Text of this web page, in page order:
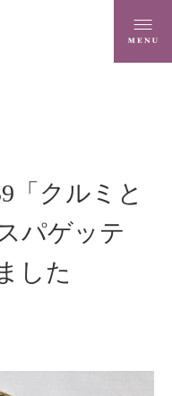
「クルミと
パゲッテ
した